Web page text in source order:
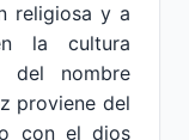
religiosa y a
la cultura
del nombre
proviene del
con el dios